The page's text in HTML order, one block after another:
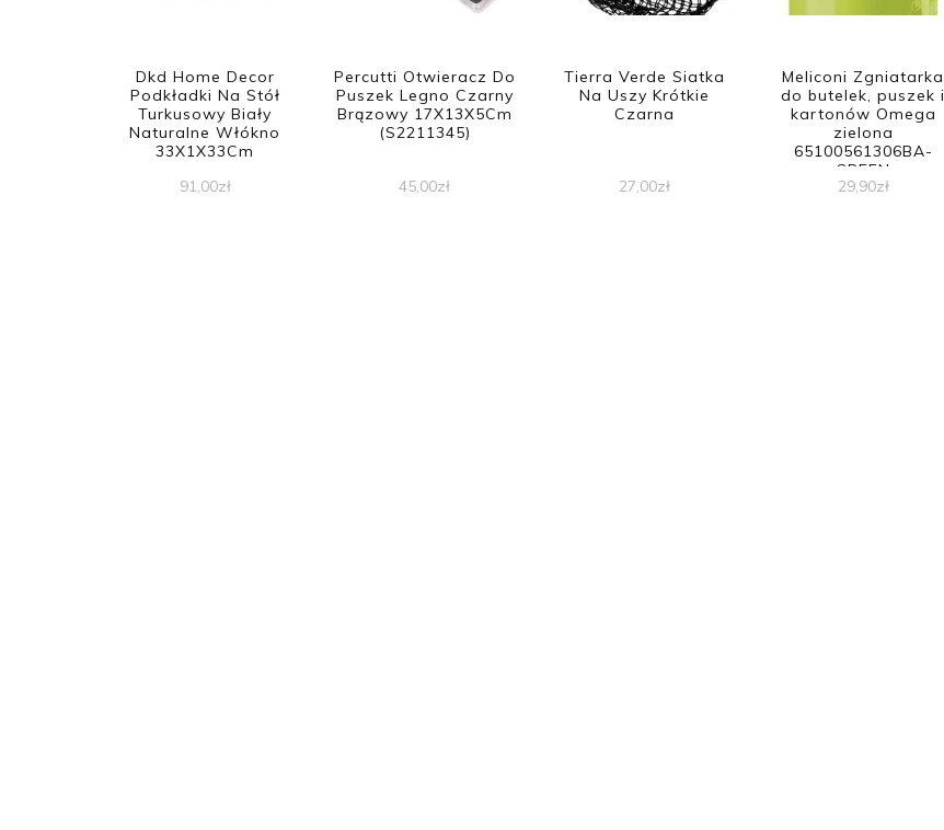
Dkd Home Decor
Podkładki Na Stół
Turkusowy Biały
Naturalne Włókno
33X1X33Cm
91,00zł
Percutti Otwieracz Do
Puszek Legno Czarny
Brązowy 17X13X5Cm
(S2211345)
45,00zł
Tierra Verde Siatka
Na Uszy Krótkie
Czarna
27,00zł
Meliconi Zgniatarka
do butelek, puszek i
kartonów Omega
zielona
65100561306BA-
GREEN
29,90zł